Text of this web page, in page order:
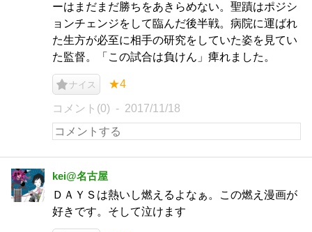
ーはまだまだ勝ちをあきらめない。聖蹟はポジシ
ョンチェンジをして臨んだ後半戦。病院に運ばれ
た生方が必至に相手の研究をしていた姿を見てい
た監督。「この試合は負けん」痺れました。
ナイス ★4
コメント(0) 2017/11/18
kei@名古屋
ＤＡＹＳは熱いし燃えるよなぁ。この燃え漫画が
好きです。そして泣けます